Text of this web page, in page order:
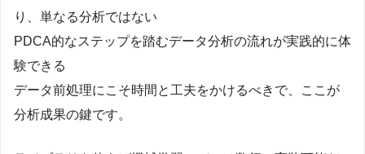
り、単なる分析ではない
PDCA的なステップを踏むデータ分析の流れが実践的に体
験できる
データ前処理にこそ時間と工夫をかけるべきで、ここが
分析成果の鍵です。